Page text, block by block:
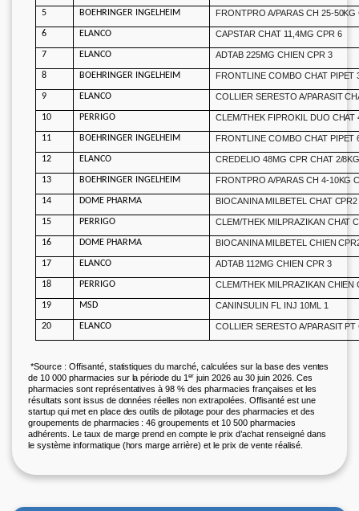
5 BOEHRINGER INGELHEIM FRONTPRO A/PARAS CH 25-50KG
6 ELANCO CAPSTAR CHAT 11,4MG CPR 6
7 ELANCO ADTAB 225MG CHIEN CPR 3
8 BOEHRINGER INGELHEIM FRONTLINE COMBO CHAT PIPET
9 ELANCO COLLIER SERESTO A/PARASIT
10 PERRIGO CLEM/THEK FIPROKIL DUO CHAT
11 BOEHRINGER INGELHEIM FRONTLINE COMBO CHAT PIPET
12 ELANCO CREDELIO 48MG CPR CHAT 2/
13 BOEHRINGER INGELHEIM FRONTPRO A/PARAS CH 4-10KG
14 DOME PHARMA BIOCANINA MILBETEL CHAT CPR2
15 PERRIGO CLEM/THEK MILPRAZIKAN CHAT
16 DOME PHARMA BIOCANINA MILBETEL CHIEN
17 ELANCO ADTAB 112MG CHIEN CPR 3
18 PERRIGO CLEM/THEK MILPRAZIKAN CHIEN
19 MSD CANINSULIN FL INJ 10ML 1
20 ELANCO COLLIER SERESTO A/PARASIT PT
*Source : Offisanté, statistiques du marché, calculées sur la base des ventes
de 10 000 pharmacies sur la période du 1er juin 2026 au 30 juin 2026. Ces
pharmacies sont représentatives à 98 % des pharmacies françaises et les
résultats sont issus de données réelles non extrapolées. Offisanté est une
startup qui met en place des outils de pilotage pour des pharmacies et des
groupements de pharmacies : 46 groupements et 10 500 pharmacies
adhérents. Le taux de marge prend en compte le prix d’achat renseigné dans
le système informatique (hors marge arrière) et le prix de vente réalisé.